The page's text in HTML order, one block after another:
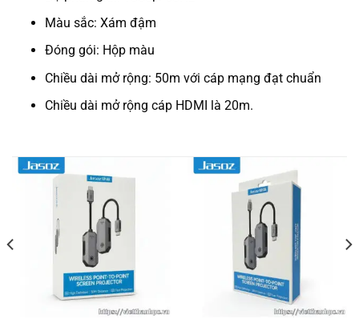
Màu sắc: Xám đậm
Đóng gói: Hộp màu
Chiều dài mở rộng: 50m với cáp mạng đạt chuẩn
Chiều dài mở rộng cáp HDMI là 20m.